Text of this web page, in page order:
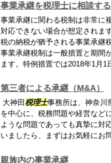
事業承継を税理士に相談す
事業承継に関わる税制は非常に
対応できない場合が想定されま
税の納税が猶予される事業承継
事業承継税制は一般措置と期間
ます。特例措置では2018年1月1
第三者による承継（M&A）
大神田税理士事務所は、神奈川
を中心に、税務問題や経営など
ような問題であっても真摯に対
いましたら、まずはお気軽にお
親族内の事業承継